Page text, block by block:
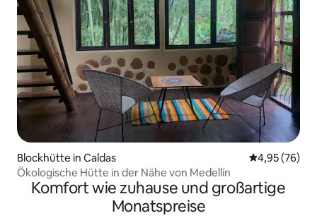
Blockhütte in Caldas
4,95 (76)
Ökologische Hütte in der Nähe von Medellín
Komfort wie zuhause und großartige
Monatspreise